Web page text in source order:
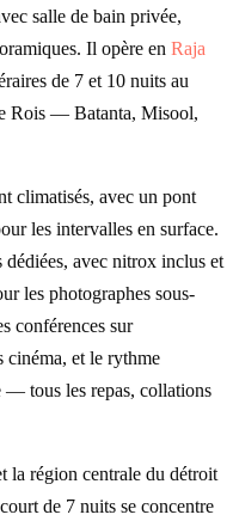
salle de bain privée,
Il opère en Raja
de 7 et 10 nuits au
Rois — Batanta, Misool,
climatisés, avec un pont
les intervalles en surface.
avec nitrox inclus et
les photographes sous-
conférences sur
cinéma, et le rythme
— tous les repas, collations
la région centrale du détroit
de 7 nuits se concentre